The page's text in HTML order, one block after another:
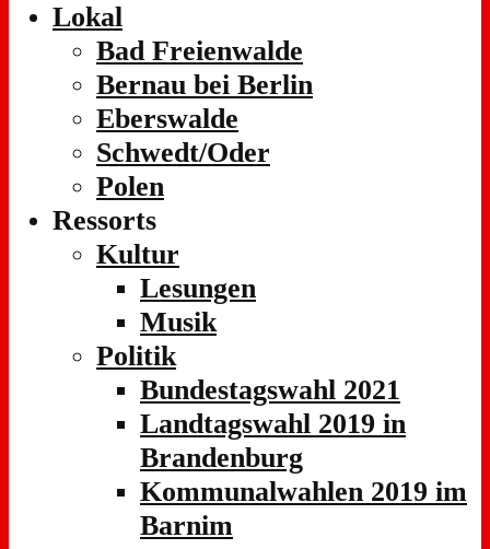
Lokal
Bad Freienwalde
Bernau bei Berlin
Eberswalde
Schwedt/Oder
Polen
Ressorts
Kultur
Lesungen
Musik
Politik
Bundestagswahl 2021
Landtagswahl 2019 in
Brandenburg
Kommunalwahlen 2019 im
Barnim